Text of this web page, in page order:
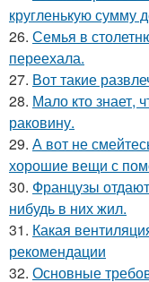
кругленькую сумму
26. Семья в
переехала.
27. Вот такие
28. Мало кто знает,
раковину.
29. А вот не
хорошие вещи с
30. Французы
нибудь в них жил.
31. Какая
рекомендации
32. Основные